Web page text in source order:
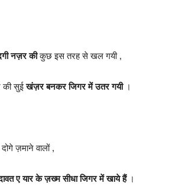
नज़र कीकुछ इस तरह से खल गयी ,
की सुईखंज़र बनकर जिगर में उतर गयी।
दोगे ज़माने वालों ,
ए यार के ज़ख्म सीधा जिगर में खाये हैं।